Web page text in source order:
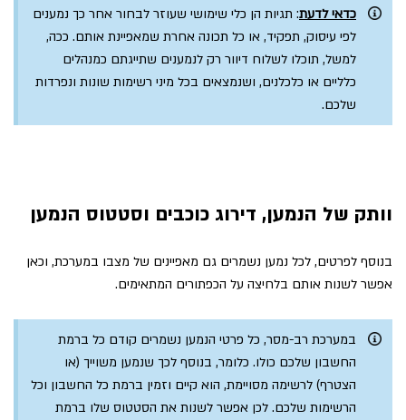
כדאי לדעת: תגיות הן כלי שימושי שעוזר לבחור אחר כך נמענים
לפי עיסוק, תפקיד, או כל תכונה אחרת שמאפיינת אותם. ככה,
למשל, תוכלו לשלוח דיוור רק לנמענים שתייגתם כמנהלים
כלליים או כלכלנים, ושנמצאים בכל מיני רשימות שונות ונפרדות
שלכם.
וותק של הנמען, דירוג כוכבים וסטטוס הנמען
בנוסף לפרטים, לכל נמען נשמרים גם מאפיינים של מצבו במערכת, וכאן
אפשר לשנות אותם בלחיצה על הכפתורים המתאימים.
במערכת רב-מסר, כל פרטי הנמען נשמרים קודם כל ברמת
החשבון שלכם כולו. כלומר, בנוסף לכך שנמען משוייך (או
הצטרף) לרשימה מסויימת, הוא קיים וזמין ברמת כל החשבון וכל
הרשימות שלכם. לכן אפשר לשנות את הסטטוס שלו ברמת